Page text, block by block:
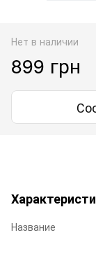
Нет в наличии
899 грн
Название